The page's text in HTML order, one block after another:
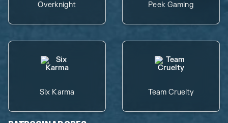
Overknight Peek Gaming
Six Karma Team Cruelty